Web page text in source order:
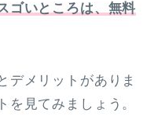
ゴいところは、無料
デメリットがありま
を見てみましょう。